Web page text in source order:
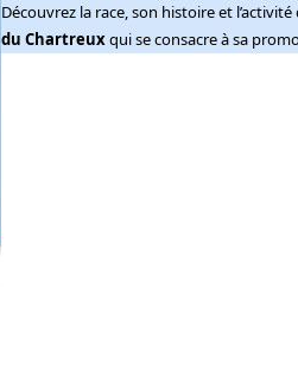
Découvrez la race, son histoire et l’activité
du Chartreuxqui se consacre à sa